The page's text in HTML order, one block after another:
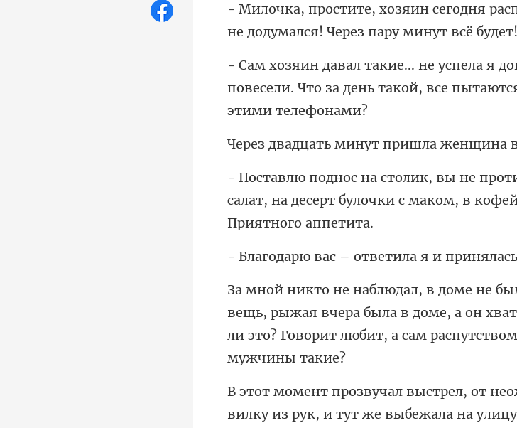
не
повесели. Что за день такой, вс
нут пришла женщин
салат, на десерт булочки с мак
– ответила я и п
рыжая вчера была в доме, а он
ли это? Г
ыбежала на